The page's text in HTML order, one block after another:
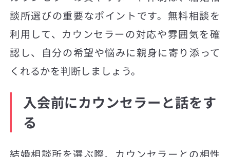
談所選びの重要なポイントです。無料相談を
利用して、カウンセラーの対応や雰囲気を確
認し、自分の希望や悩みに親身に寄り添って
くれるかを判断しましょう。
入会前にカウンセラーと話をす
る
結婚相談所を選ぶ際、カウンセラーとの相性